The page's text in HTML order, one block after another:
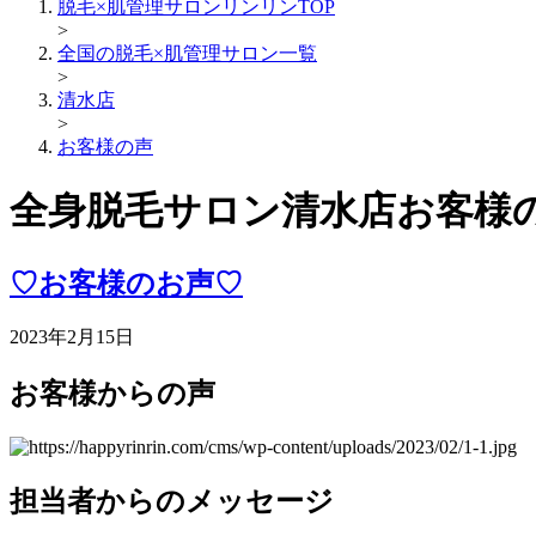
脱毛×肌管理サロンリンリンTOP
>
全国の脱毛×肌管理サロン一覧
>
清水店
>
お客様の声
全身脱毛サロン清水店お客様
♡お客様のお声♡
2023年2月15日
お客様からの声
担当者からのメッセージ